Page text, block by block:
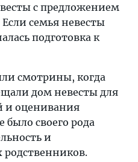
с предложением
семья невесты
подготовка к
смотрины, когда
дом невесты для
и оценивания
было своего рода
и
родственников.